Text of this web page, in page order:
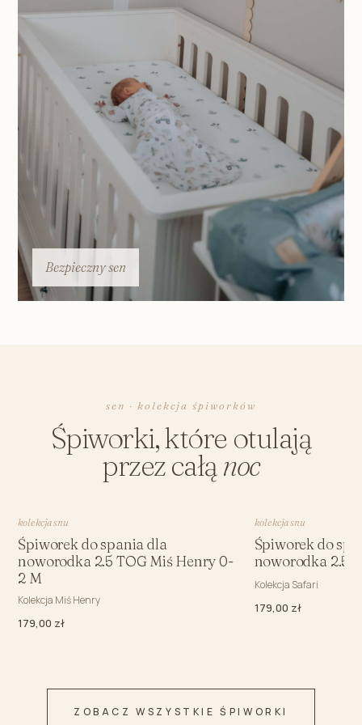
Bezpieczny sen
sen · kolekcja śpiworków
Śpiworki, które otulają
przez całąnoc
kolekcja snu
Śpiworek do spania dla
noworodka 2.5 TOG Miś Henry 0-
2 M
Kolekcja Miś Henry
179,00 zł
kolekcja snu
Śpiworek do
noworodka 2.5
Kolekcja Safari
179,00 zł
ZOBACZ WSZYSTKIE ŚPIWORKI